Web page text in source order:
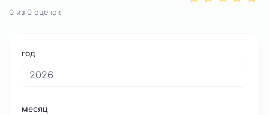
0 из 0 оценок
год
месяц